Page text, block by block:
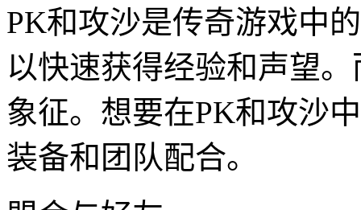
PK和攻沙是传奇游戏中
以快速获得经验和声望
象征。想要在PK和攻沙
装备和团队配合。